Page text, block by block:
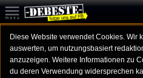
Diese Website verwendet Cookies. Wir
auswerten, um nutzungsbasiert
anzuzeigen. Weitere Informationen zu
du deren Verwendung widersprechen